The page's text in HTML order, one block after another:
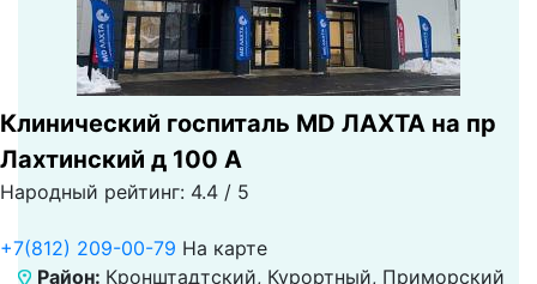
Клинический госпиталь MD ЛАХТА на пр
Лахтинский д 100 А
Народный рейтинг: 4.4 / 5
+7(812) 209-00-79 На карте
Район: Кронштадтский, Курортный, Приморский